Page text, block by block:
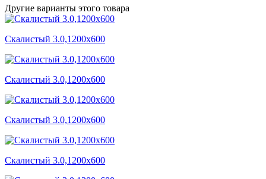
Другие варианты этого товара
Скалистый 3.0,1200x600
Скалистый 3.0,1200x600
Скалистый 3.0,1200x600
Скалистый 3.0,1200x600